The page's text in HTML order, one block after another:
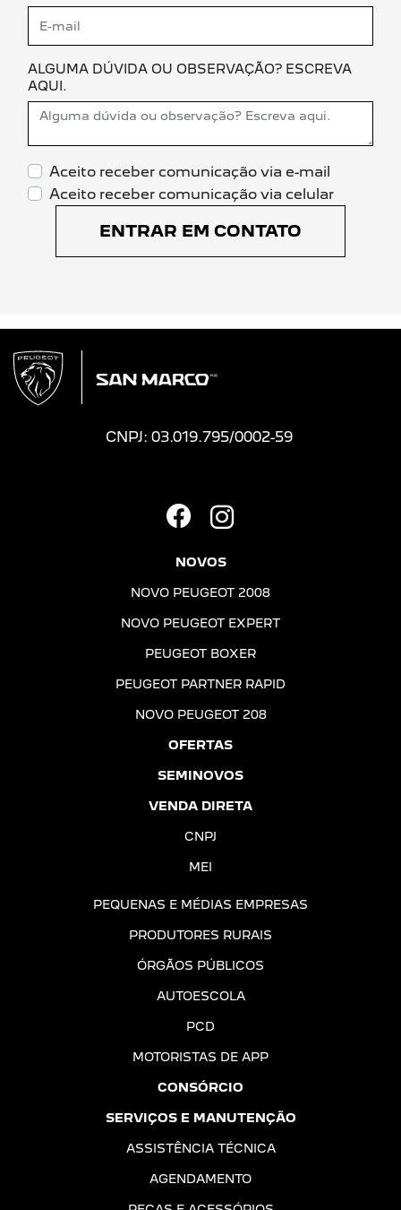
ALGUMA DÚVIDA OU OBSERVAÇÃO? ESCREVA
AQUI.
Aceito receber comunicação via e-mail
Aceito receber comunicação via celular
ENTRAR EM CONTATO
CNPJ: 03.019.795/0002-59
NOVOS
NOVO PEUGEOT 2008
NOVO PEUGEOT EXPERT
PEUGEOT BOXER
PEUGEOT PARTNER RAPID
NOVO PEUGEOT 208
OFERTAS
SEMINOVOS
VENDA DIRETA
CNPJ
MEI
PEQUENAS E MÉDIAS EMPRESAS
PRODUTORES RURAIS
ÓRGÃOS PÚBLICOS
AUTOESCOLA
PCD
MOTORISTAS DE APP
CONSÓRCIO
SERVIÇOS E MANUTENÇÃO
ASSISTÊNCIA TÉCNICA
AGENDAMENTO